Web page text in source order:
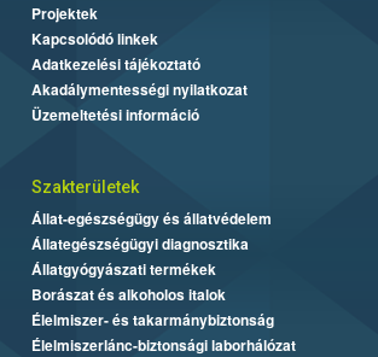
Projektek
Kapcsolódó linkek
Adatkezelési tájékoztató
Akadálymentességi nyilatkozat
Üzemeltetési információ
Szakterületek
Állat-egészségügy és állatvédelem
Állategészségügyi diagnosztika
Állatgyógyászati termékek
Borászat és alkoholos italok
Élelmiszer- és takarmánybiztonság
Élelmiszerlánc-biztonsági laborhálózat